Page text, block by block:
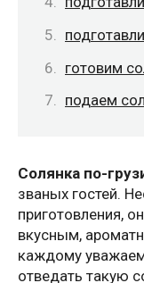
готовим
подаем
Солянка по-
званых гостей.
приготовления,
вкусным,
каждому
отведать такую